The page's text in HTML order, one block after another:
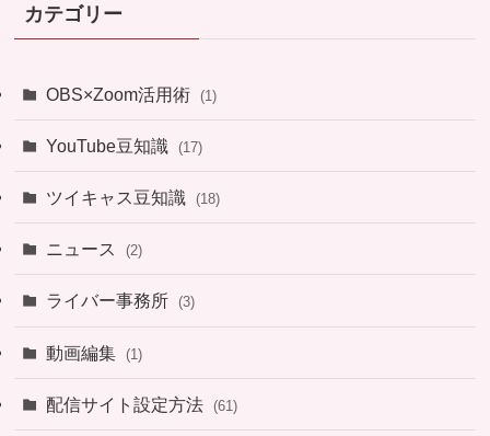
カテゴリー
OBS×Zoom活用術 (1)
YouTube豆知識 (17)
ツイキャス豆知識 (18)
ニュース (2)
ライバー事務所 (3)
動画編集 (1)
配信サイト設定方法 (61)